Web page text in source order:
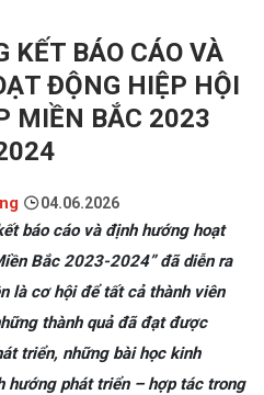
KẾT BÁO CÁO VÀ
ĐỘNG HIỆP HỘI
MIỀN BẮC 2023
04.06.2026
báo cáo và định hướng hoạt
Bắc 2023-2024” đã diễn ra
là cơ hội để tất cả thành viên
thành quả đã đạt được
triển, những bài học kinh
hướng phát triển – hợp tác trong